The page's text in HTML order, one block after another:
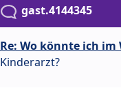
gast.4144345
Re: Wo könnte ich
Kinderarzt?